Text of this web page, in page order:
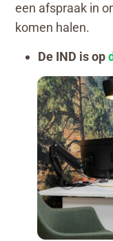
een afspraak in
komen halen.
De IND is op